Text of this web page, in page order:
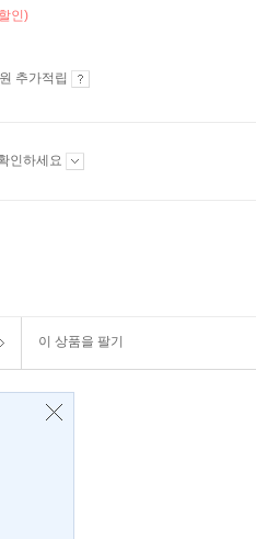
인)
추가적립
인하세요
이 상품을 팔기